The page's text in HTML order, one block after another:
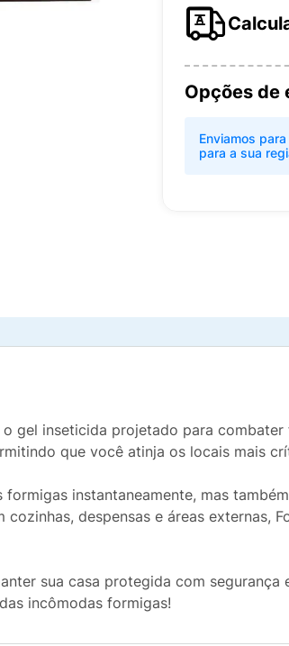
Opções de
Enviamos
para a sua
gel inseticida projetado para
que você atinja os locais mais
instantaneamente, mas
despensas e áreas externas,
sua casa protegida com segurança
incômodas formigas!